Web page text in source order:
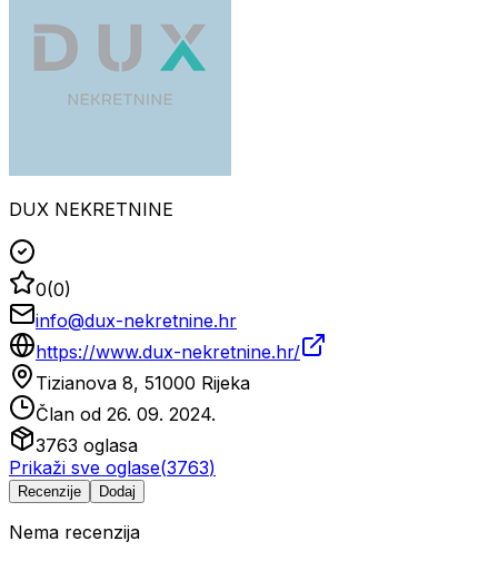
DUX NEKRETNINE
0(0)
info@dux-nekretnine.hr
https://www.dux-nekretnine.hr/
Tizianova 8, 51000 Rijeka
Član od 26. 09. 2024.
3763 oglasa
Prikaži sve oglase(3763)
Recenzije Dodaj
Nema recenzija